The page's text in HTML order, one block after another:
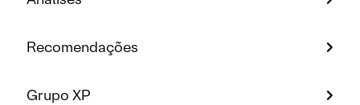
Recomendações
Grupo XP